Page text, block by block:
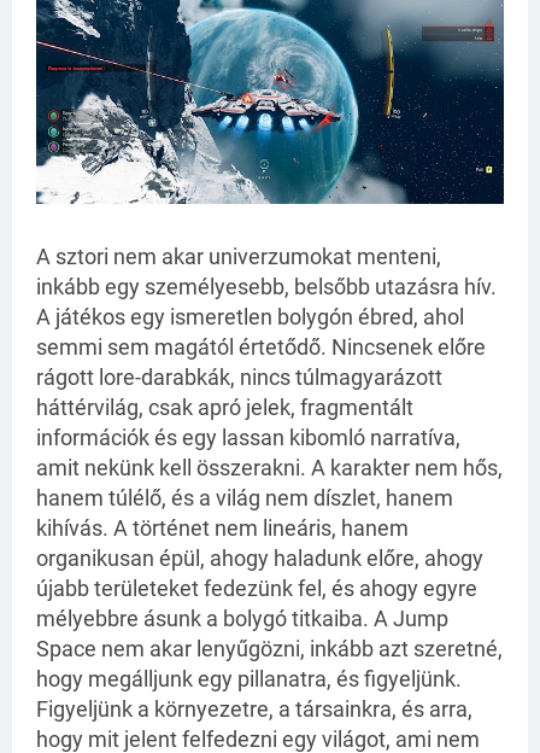
A sztori nem akar univerzumokat menteni,
inkább egy személyesebb, belsőbb utazásra hív.
A játékos egy ismeretlen bolygón ébred, ahol
semmi sem magától értetődő. Nincsenek előre
rágott lore-darabkák, nincs túlmagyarázott
háttérvilág, csak apró jelek, fragmentált
információk és egy lassan kibomló narratíva,
amit nekünk kell összerakni. A karakter nem hős,
hanem túlélő, és a világ nem díszlet, hanem
kihívás. A történet nem lineáris, hanem
organikusan épül, ahogy haladunk előre, ahogy
újabb területeket fedezünk fel, és ahogy egyre
mélyebbre ásunk a bolygó titkaiba. A Jump
Space nem akar lenyűgözni, inkább azt szeretné,
hogy megálljunk egy pillanatra, és figyeljünk.
Figyeljünk a környezetre, a társainkra, és arra,
hogy mit jelent felfedezni egy világot, ami nem